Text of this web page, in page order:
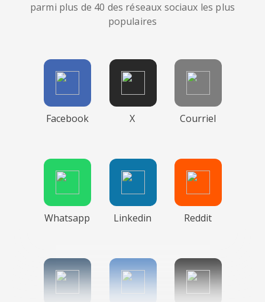
parmi plus de 40 des réseaux sociaux les plus
populaires
Facebook X Courriel
Whatsapp Linkedin Reddit